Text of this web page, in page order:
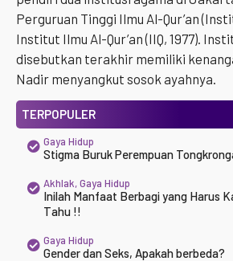
Perguruan Tinggi Ilmu Al-Qur’an
Institut Ilmu Al-Qur’an (IIQ, 1977).
disebutkan terakhir memiliki
Nadir menyangkut sosok ayahnya.
TERPOPULER
Gaya Hidup
Stigma Buruk Perempuan
Akhlak,Gaya Hidup
Inilah Manfaat Berbagi yang Harus
Tahu !!
Gaya Hidup
Gender dan Seks, Apakah berbeda?